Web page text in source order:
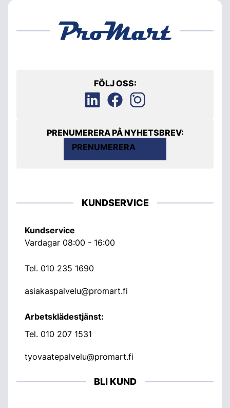
FÖLJ OSS:
PRENUMERERA PÅ NYHETSBREV:
PRENUMERERA
KUNDSERVICE
Kundservice
Vardagar 08:00 - 16:00
Tel. 010 235 1690
asiakaspalvelu@promart.fi
Arbetsklädestjänst:
Tel. 010 207 1531
tyovaatepalvelu@promart.fi
BLI KUND